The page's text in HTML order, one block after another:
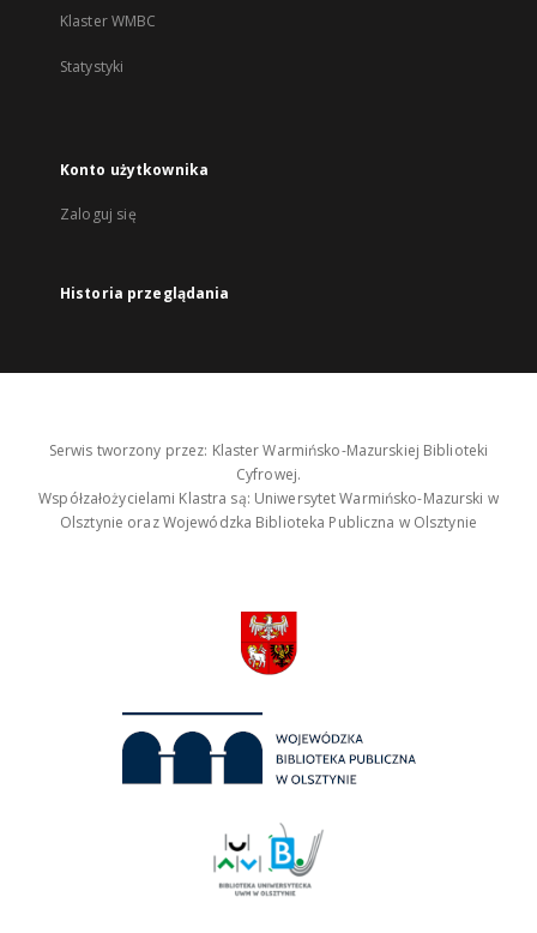
Klaster WMBC
Statystyki
Konto użytkownika
Zaloguj się
Historia przeglądania
Serwis tworzony przez: Klaster Warmińsko-Mazurskiej Biblioteki
Cyfrowej.
Współzałożycielami Klastra są: Uniwersytet Warmińsko-Mazurski w
Olsztynie oraz Wojewódzka Biblioteka Publiczna w Olsztynie